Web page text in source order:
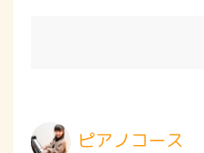
ピアノコース